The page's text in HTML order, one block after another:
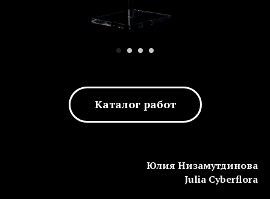
Каталог работ
Юлия Низамутдинова
Julia Cyberflora